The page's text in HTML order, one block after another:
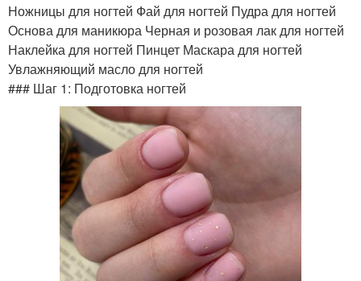
Ножницы для ногтей Фай для ногтей Пудра для ногтей
Основа для маникюра Черная и розовая лак для ногтей
Наклейка для ногтей Пинцет Маскара для ногтей
Увлажняющий масло для ногтей
### Шаг 1: Подготовка ногтей